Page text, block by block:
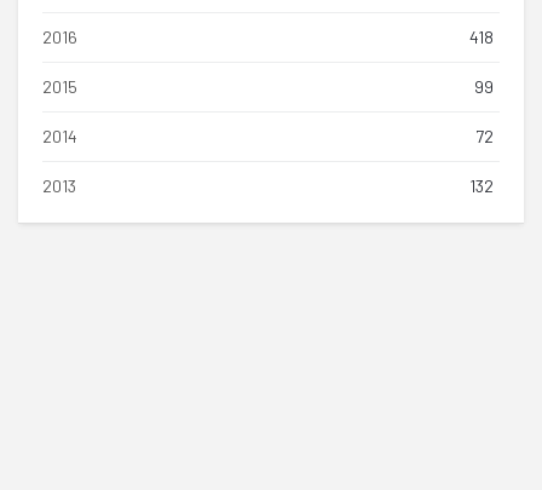
2016 418
2015 99
2014 72
2013 132